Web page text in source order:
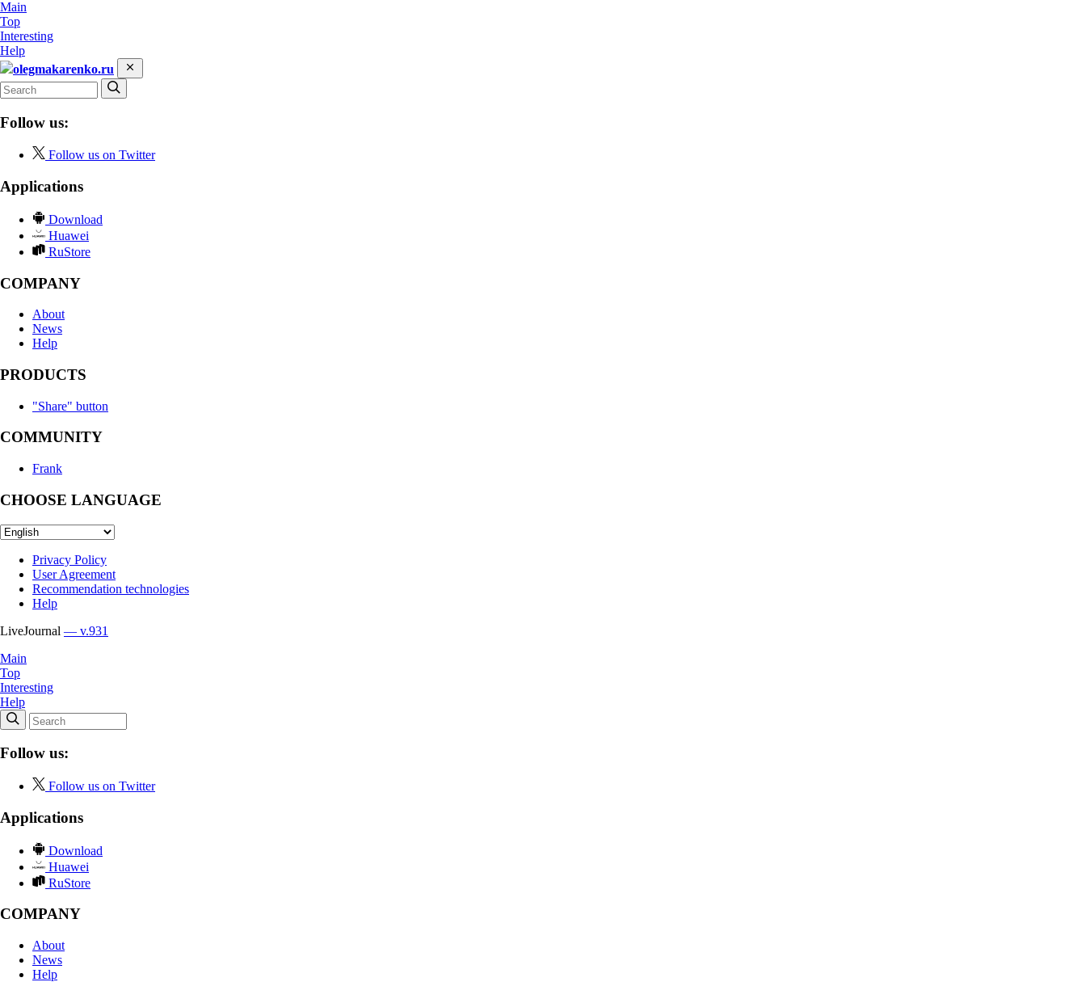
Main
Top
Interesting
Help
olegmakarenko.ru
Follow us:
Follow us on Twitter
Applications
Download
Huawei
RuStore
COMPANY
About
News
Help
PRODUCTS
"Share" button
COMMUNITY
Frank
CHOOSE LANGUAGE
Privacy Policy
User Agreement
Recommendation technologies
Help
LiveJournal — v.931
Main
Top
Interesting
Help
Follow us:
Follow us on Twitter
Applications
Download
Huawei
RuStore
COMPANY
About
News
Help